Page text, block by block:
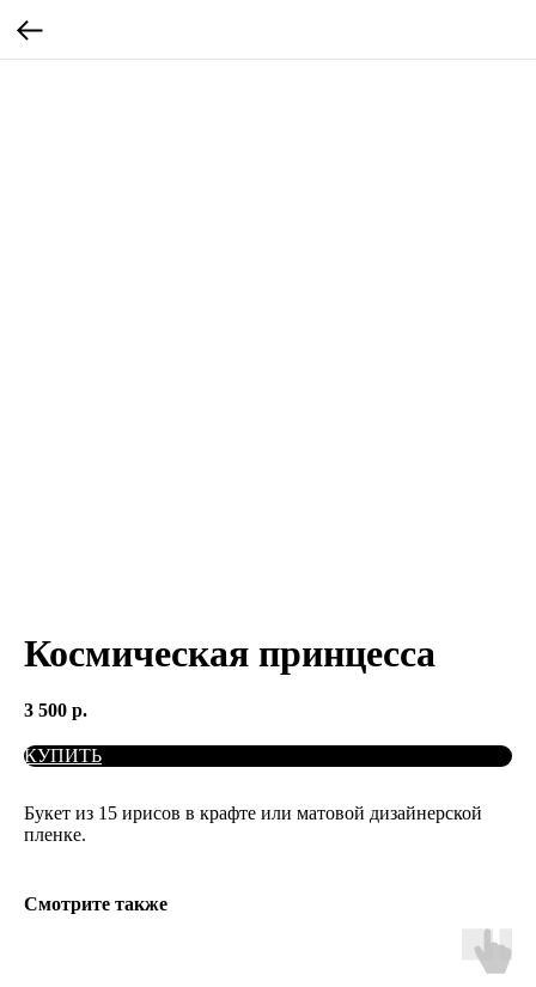
Космическая принцесса
3 500 р.
КУПИТЬ
Букет из 15 ирисов в крафте или матовой дизайнерской
пленке.
Смотрите также